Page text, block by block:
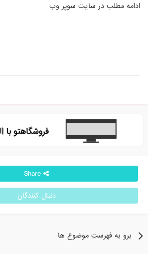
ادامه مطلب در سایت سوپر وب
Share
دنبال کنندگان
برو به فهرست موضوع ها